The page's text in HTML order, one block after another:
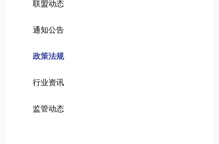
联盟动态
通知公告
政策法规
行业资讯
监管动态